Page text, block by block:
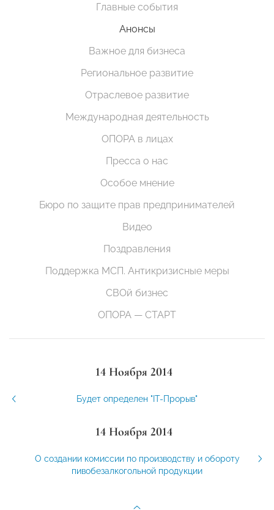
Главные события
Анонсы
Важное для бизнеса
Региональное развитие
Отраслевое развитие
Международная деятельность
ОПОРА в лицах
Пресса о нас
Особое мнение
Бюро по защите прав предпринимателей
Видео
Поздравления
Поддержка МСП. Антикризисные меры
СВОй бизнес
ОПОРА — СТАРТ
14 Ноября 2014
Будет определен "IT-Прорыв"
14 Ноября 2014
О создании комиссии по производству и обороту
пивобезалкогольной продукции